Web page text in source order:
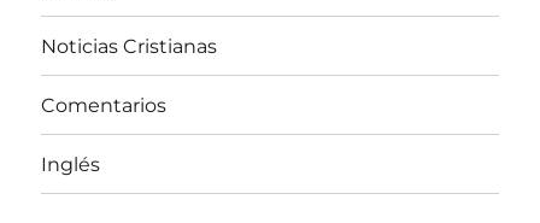
inferior
Noticias Cristianas
Comentarios
Inglés